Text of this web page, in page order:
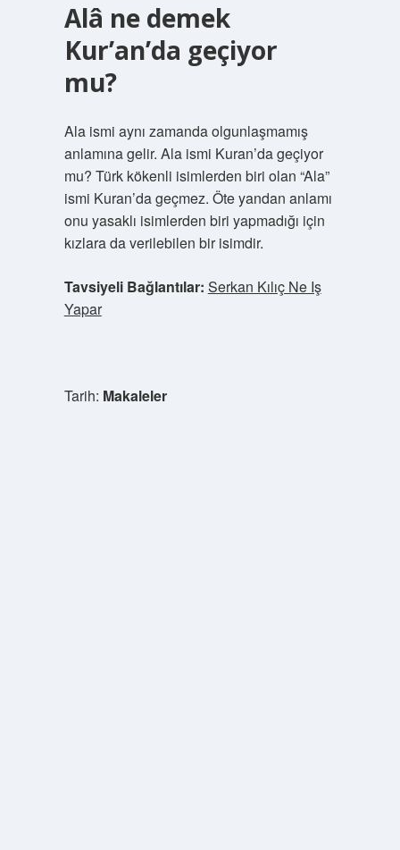
Alâ ne demek
Kur’an’da geçiyor
mu?
Ala ismi aynı zamanda olgunlaşmamış
anlamına gelir. Ala ismi Kuran’da geçiyor
mu? Türk kökenli isimlerden biri olan “Ala”
ismi Kuran’da geçmez. Öte yandan anlamı
onu yasaklı isimlerden biri yapmadığı için
kızlara da verilebilen bir isimdir.
Tavsiyeli Bağlantılar: Serkan Kılıç Ne Iş
Yapar
Tarih: Makaleler